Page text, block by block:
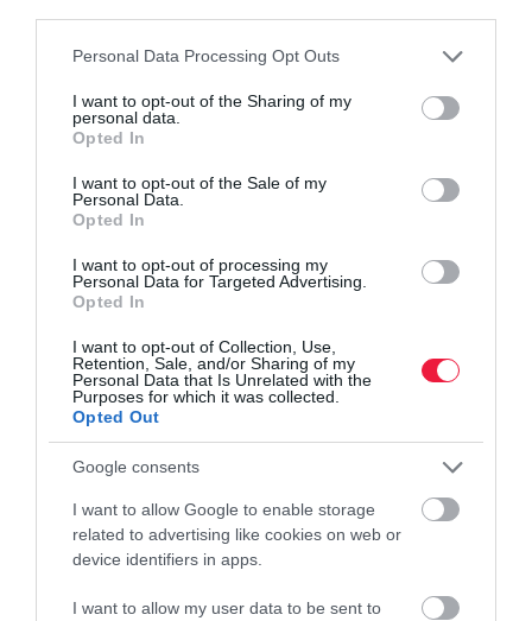
Please note that this website/app uses one or more Google
not limited to your visit or usage behaviour. You may click to
grant or deny consent to Google and its third-party tags to
use your data for below specified purposes in below Google
consent section.
Personal Data Processing Opt Outs
I want to opt-out of the Sharing of my
personal data.
Opted In
I want to opt-out of the Sale of my
Personal Data.
Opted In
I want to opt-out of processing my
Personal Data for Targeted Advertising.
Opted In
I want to opt-out of Collection, Use,
Retention, Sale, and/or Sharing of my
Personal Data that Is Unrelated with the
Purposes for which it was collected.
Opted Out
Google consents
I want to allow Google to enable storage
related to advertising like cookies on web or
device identifiers in apps.
I want to allow my user data to be sent to
MUNKA
Ekkora bérekkel csábítják a diákokat nyári
munkára a cégek
diákmunkásokat a magyarországi vállalatok. Emiatt 100 ezernél is
jóval több fiatal vállalhat munkát a legmelegebb hónapokban.